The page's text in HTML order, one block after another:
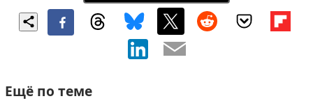
Ещё по теме